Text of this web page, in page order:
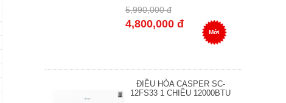
5,990,000 đ
4,800,000 đ
Mới
ĐIỀU HÒA CASPER SC-
12FS33 1 CHIỀU 12000BTU